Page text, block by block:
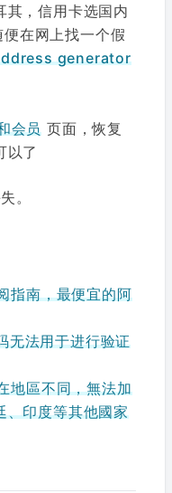
其，信用卡选国内
在网上找一个假
generator
会员 页面，恢复
以了
。
指南，最便宜的阿
无法用于进行验证
地區不同，無法加
、印度等其他國家